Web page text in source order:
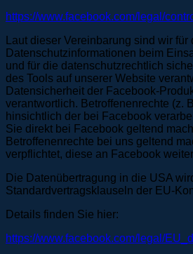
https://www.facebook.com/legal/
Laut dieser Vereinbarung sind wir für
Datenschutzinformationen beim
und für die datenschutzrechtlich
des Tools auf unserer Website
Datensicherheit der Facebook-
verantwortlich. Betroffenenrechte (z.
hinsichtlich der bei Facebook
Sie direkt bei Facebook geltend
Betroffenenrechte bei uns geltend
verpflichtet, diese an Facebook
Die Datenübertragung in die USA
Standardvertragsklauseln der EU-
Details finden Sie hier:
https://www.facebook.com/legal/